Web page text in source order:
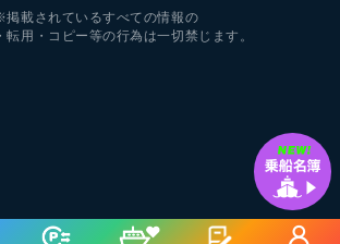
掲載されているすべての情報の
転用・コピー等の行為は一切禁じます。